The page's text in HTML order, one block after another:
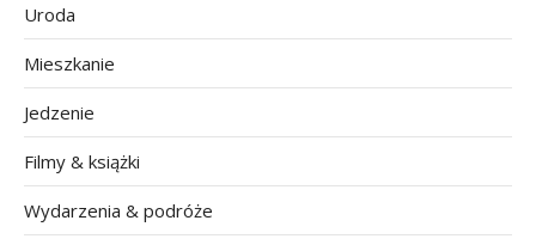
Uroda
Mieszkanie
Jedzenie
Filmy & książki
Wydarzenia & podróże